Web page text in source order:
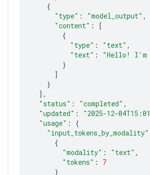
{
"type" : "model_output"
"content" :
[
{
"type" : "text"
"text" :
"Hello! I'm
}
]
}
]
"status" : "completed"
"updated" : "2025-12-
"usage" :
{
"input_tokens_by_modality"
{
"modality" : "text"
"tokens" :
7
}